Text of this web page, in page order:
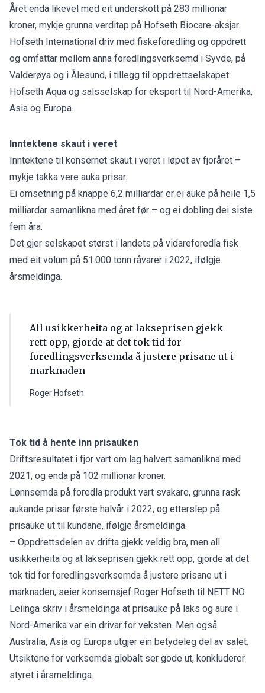
Året enda likevel med eit underskott på 283 millionar
kroner, mykje grunna verditap på Hofseth Biocare-aksjar.
Hofseth International driv med fiskeforedling og oppdrett
og omfattar mellom anna foredlingsverksemd i Syvde, på
Valderøya og i Ålesund, i tillegg til oppdrettselskapet
Hofseth Aqua og salsselskap for eksport til Nord-Amerika,
Asia og Europa.
Inntektene skaut i veret
Inntektene til konsernet skaut i veret i løpet av fjoråret –
mykje takka vere auka prisar.
Ei omsetning på knappe 6,2 milliardar er ei auke på heile 1,5
milliardar samanlikna med året før – og ei dobling dei siste
fem åra.
Det gjer selskapet størst i landets på vidareforedla fisk
med eit volum på 51.000 tonn råvarer i 2022, ifølgje
årsmeldinga.
All usikkerheita og at lakseprisen gjekk
rett opp, gjorde at det tok tid for
foredlingsverksemda å justere prisane ut i
marknaden
Roger Hofseth
Tok tid å hente inn prisauken
Driftsresultatet i fjor vart om lag halvert samanlikna med
2021, og enda på 102 millionar kroner.
Lønnsemda på foredla produkt vart svakare, grunna rask
aukande prisar første halvår i 2022, og etterslep på
prisauke ut til kundane, ifølgje årsmeldinga.
– Oppdrettsdelen av drifta gjekk veldig bra, men all
usikkerheita og at lakseprisen gjekk rett opp, gjorde at det
tok tid for foredlingsverksemda å justere prisane ut i
marknaden, seier konsernsjef Roger Hofseth til NETT NO.
Leiinga skriv i årsmeldinga at prisauke på laks og aure i
Nord-Amerika var ein drivar for veksten. Men også
Australia, Asia og Europa utgjer ein betydeleg del av salet.
Utsiktene for verksemda globalt ser gode ut, konkluderer
styret i årsmeldinga.